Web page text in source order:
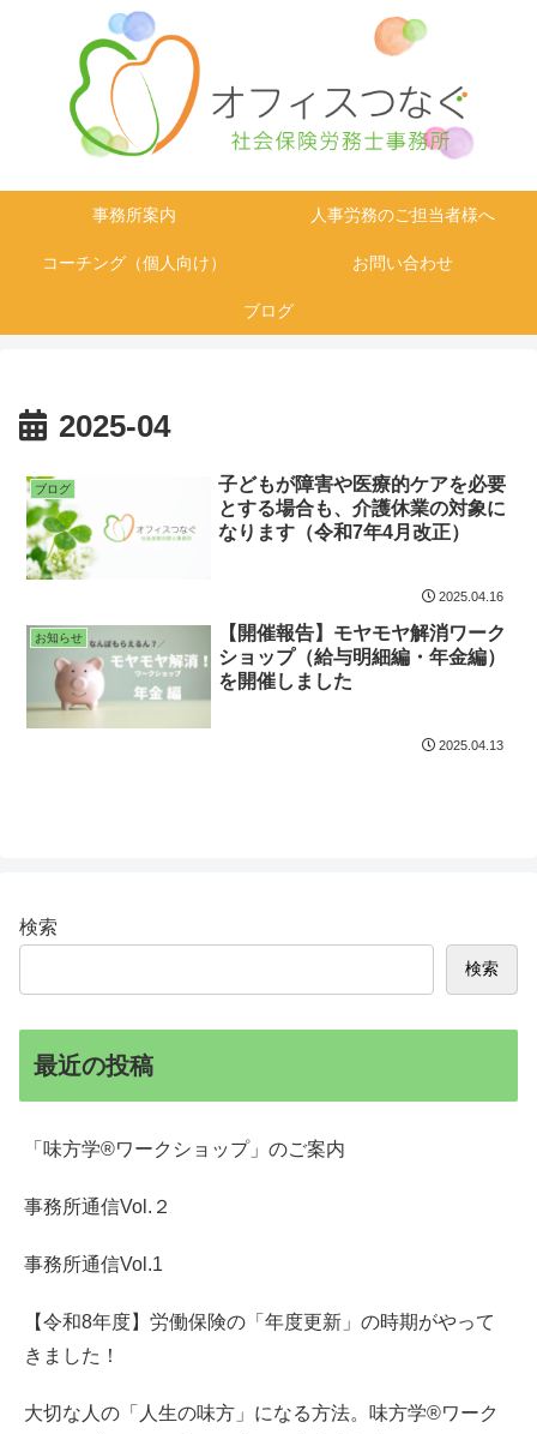
事務所案内 人事労務のご担当者様へ
コーチング（個人向け） お問い合わせ
ブログ
2025-04
ブログ
子どもが障害や医療的ケアを必要
とする場合も、介護休業の対象に
なります（令和7年4月改正）
2025.04.16
お知らせ
【開催報告】モヤモヤ解消ワーク
ショップ（給与明細編・年金編）
を開催しました
2025.04.13
検索
検索
最近の投稿
「味方学®ワークショップ」のご案内
事務所通信Vol.２
事務所通信Vol.1
【令和8年度】労働保険の「年度更新」の時期がやって
きました！
大切な人の「人生の味方」になる方法。味方学®ワーク